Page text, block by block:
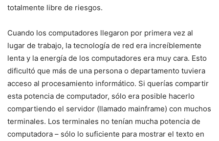
totalmente libre de riesgos.
Cuando los computadores llegaron por primera vez al
lugar de trabajo, la tecnología de red era increíblemente
lenta y la energía de los computadores era muy cara. Esto
dificultó que más de una persona o departamento tuviera
acceso al procesamiento informático. Si querías compartir
esta potencia de computador, sólo era posible hacerlo
compartiendo el servidor (llamado mainframe) con muchos
terminales. Los terminales no tenían mucha potencia de
computadora – sólo lo suficiente para mostrar el texto en